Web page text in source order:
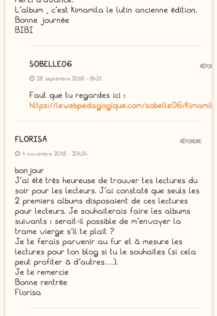
L’album , c’est kimamila le lutin ancienne édition.
Bonne journée
BIBI
SOBELLE06
28 septembre 2018 - 8h21
Faut que tu regardes ici :
https://lewebpedagogique.com/sobelle06/
FLORISA
4 novembre 2018 - 20h24
bonjour
J’ai été très heureuse de trouver tes lectures du
soir pour les lecteurs. J’ai constaté que seuls les
2 premiers albums disposaient de ces lectures
pour lecteurs. Je souhaiterais faire les albums
suivants : serait-il possible de m’envoyer la
trame vierge s’il te plait ?
Je te ferais parvenir au fur et à mesure les
lectures pour ton blog si tu le souhaites (si cela
peut profiter à d’autres…).
Je te remercie
Bonne rentrée
Florisa
RÉPONDRE